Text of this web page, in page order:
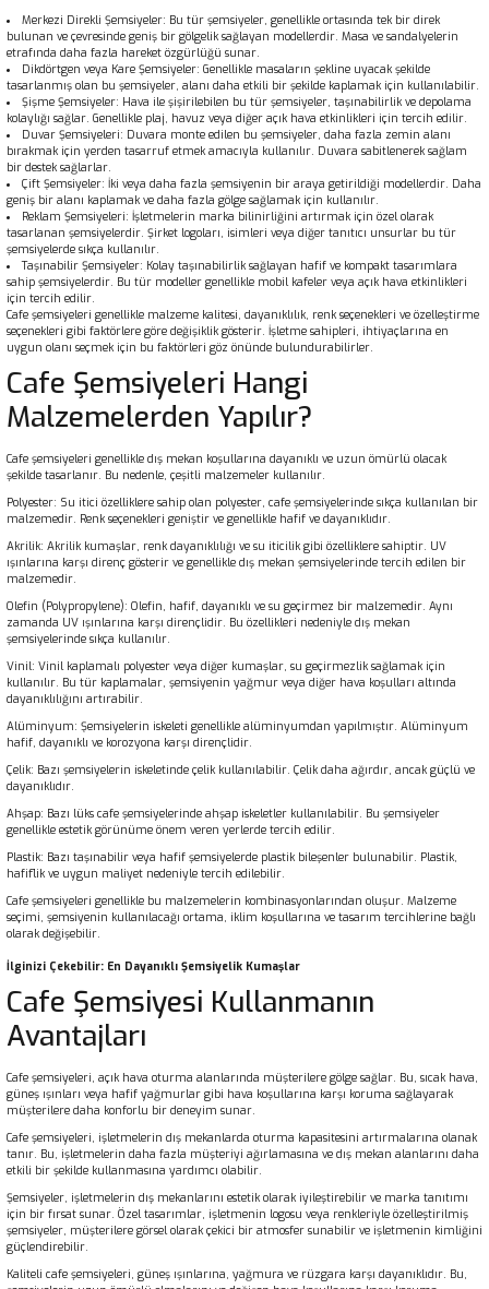
Merkezi Direkli Şemsiyeler: Bu tür şemsiyeler, genellikle ortasında tek bir direk
bulunan ve çevresinde geniş bir gölgelik sağlayan modellerdir. Masa ve sandalyelerin
etrafında daha fazla hareket özgürlüğü sunar.
Dikdörtgen veya Kare Şemsiyeler: Genellikle masaların şekline uyacak şekilde
tasarlanmış olan bu şemsiyeler, alanı daha etkili bir şekilde kaplamak için kullanılabilir.
Şişme Şemsiyeler: Hava ile şişirilebilen bu tür şemsiyeler, taşınabilirlik ve depolama
kolaylığı sağlar. Genellikle plaj, havuz veya diğer açık hava etkinlikleri için tercih edilir.
Duvar Şemsiyeleri: Duvara monte edilen bu şemsiyeler, daha fazla zemin alanı
bırakmak için yerden tasarruf etmek amacıyla kullanılır. Duvara sabitlenerek sağlam
bir destek sağlarlar.
Çift Şemsiyeler: İki veya daha fazla şemsiyenin bir araya getirildiği modellerdir. Daha
geniş bir alanı kaplamak ve daha fazla gölge sağlamak için kullanılır.
Reklam Şemsiyeleri: İşletmelerin marka bilinirliğini artırmak için özel olarak
tasarlanan şemsiyelerdir. Şirket logoları, isimleri veya diğer tanıtıcı unsurlar bu tür
şemsiyelerde sıkça kullanılır.
Taşınabilir Şemsiyeler: Kolay taşınabilirlik sağlayan hafif ve kompakt tasarımlara
sahip şemsiyelerdir. Bu tür modeller genellikle mobil kafeler veya açık hava etkinlikleri
için tercih edilir.
Cafe şemsiyeleri genellikle malzeme kalitesi, dayanıklılık, renk seçenekleri ve özelleştirme
seçenekleri gibi faktörlere göre değişiklik gösterir. İşletme sahipleri, ihtiyaçlarına en
uygun olanı seçmek için bu faktörleri göz önünde bulundurabilirler.
Cafe Şemsiyeleri Hangi
Malzemelerden Yapılır?
Cafe şemsiyeleri genellikle dış mekan koşullarına dayanıklı ve uzun ömürlü olacak
şekilde tasarlanır. Bu nedenle, çeşitli malzemeler kullanılır.
Polyester: Su itici özelliklere sahip olan polyester, cafe şemsiyelerinde sıkça kullanılan bir
malzemedir. Renk seçenekleri geniştir ve genellikle hafif ve dayanıklıdır.
Akrilik: Akrilik kumaşlar, renk dayanıklılığı ve su iticilik gibi özelliklere sahiptir. UV
ışınlarına karşı direnç gösterir ve genellikle dış mekan şemsiyelerinde tercih edilen bir
malzemedir.
Olefin (Polypropylene): Olefin, hafif, dayanıklı ve su geçirmez bir malzemedir. Aynı
zamanda UV ışınlarına karşı dirençlidir. Bu özellikleri nedeniyle dış mekan
şemsiyelerinde sıkça kullanılır.
Vinil: Vinil kaplamalı polyester veya diğer kumaşlar, su geçirmezlik sağlamak için
kullanılır. Bu tür kaplamalar, şemsiyenin yağmur veya diğer hava koşulları altında
dayanıklılığını artırabilir.
Alüminyum: Şemsiyelerin iskeleti genellikle alüminyumdan yapılmıştır. Alüminyum
hafif, dayanıklı ve korozyona karşı dirençlidir.
Çelik: Bazı şemsiyelerin iskeletinde çelik kullanılabilir. Çelik daha ağırdır, ancak güçlü ve
dayanıklıdır.
Ahşap: Bazı lüks cafe şemsiyelerinde ahşap iskeletler kullanılabilir. Bu şemsiyeler
genellikle estetik görünüme önem veren yerlerde tercih edilir.
Plastik: Bazı taşınabilir veya hafif şemsiyelerde plastik bileşenler bulunabilir. Plastik,
hafiflik ve uygun maliyet nedeniyle tercih edilebilir.
Cafe şemsiyeleri genellikle bu malzemelerin kombinasyonlarından oluşur. Malzeme
seçimi, şemsiyenin kullanılacağı ortama, iklim koşullarına ve tasarım tercihlerine bağlı
olarak değişebilir.
İlginizi Çekebilir: En Dayanıklı Şemsiyelik Kumaşlar
Cafe Şemsiyesi Kullanmanın
Avantajları
Cafe şemsiyeleri, açık hava oturma alanlarında müşterilere gölge sağlar. Bu, sıcak hava,
güneş ışınları veya hafif yağmurlar gibi hava koşullarına karşı koruma sağlayarak
müşterilere daha konforlu bir deneyim sunar.
Cafe şemsiyeleri, işletmelerin dış mekanlarda oturma kapasitesini artırmalarına olanak
tanır. Bu, işletmelerin daha fazla müşteriyi ağırlamasına ve dış mekan alanlarını daha
etkili bir şekilde kullanmasına yardımcı olabilir.
Şemsiyeler, işletmelerin dış mekanlarını estetik olarak iyileştirebilir ve marka tanıtımı
için bir fırsat sunar. Özel tasarımlar, işletmenin logosu veya renkleriyle özelleştirilmiş
şemsiyeler, müşterilere görsel olarak çekici bir atmosfer sunabilir ve işletmenin kimliğini
güçlendirebilir.
Kaliteli cafe şemsiyeleri, güneş ışınlarına, yağmura ve rüzgara karşı dayanıklıdır. Bu,